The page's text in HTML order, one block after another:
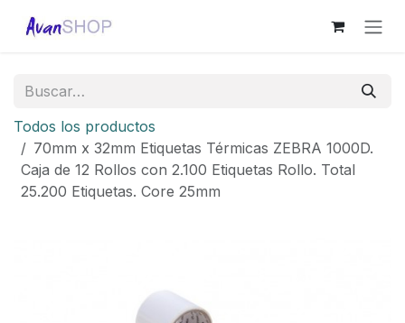
Todos los productos
70mm x 32mm Etiquetas Térmicas ZEBRA 1000D.
Caja de 12 Rollos con 2.100 Etiquetas Rollo. Total
25.200 Etiquetas. Core 25mm